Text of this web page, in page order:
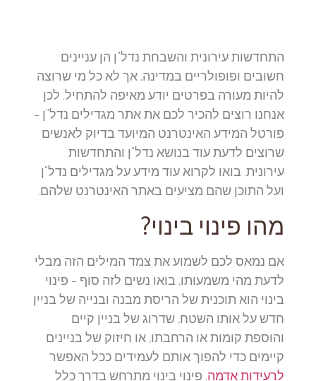
התחדשות עירונית והשבחת נדל"ן הן עניינים
חשובים ופופולריים במדינה, אך לא כל מי שרוצה
להיות מעורה בפרטים יודע מאיפה להתחיל. לכן
אנחנו רוצים להכיר לכם את אתר מגדילים נדל"ן –
פורטל המידע האינטרנט המיועד בדיוק לאנשים
שרוצים לדעת עוד בנושא נדל"ן והתחדשות
עירונית. בואו לקרוא עוד מידע על מגדילים נדל"ן
ועל התוכן שהם מציעים באתר האינטרנט שלהם.
מהו פינוי בינוי?
אם נמאס לכם לשמוע את צמד המילים הזה מבלי
לדעת מהי משמעותו, בואו נשים לזה סוף – פינוי
בינוי הוא תוכנית של הריסת מבנה ובנייה של בניין
חדש על אותו השטח, שדרוג של בניין קיים
והוספת קומות או הרחבתו, או חיזוק של בניינים
קיימים כדי להפוך אותם לעמידים ככל האפשר
לרעידות אדמה. פינוי בינוי מתרחש בדרך כלל